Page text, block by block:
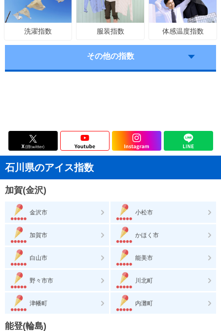
洗濯指数 服装指数 体感温度指数
その他の指数
石川県のアイス指数
加賀(金沢)
金沢市 小松市
加賀市 かほく市
白山市 能美市
野々市市 川北町
津幡町 内灘町
能登(輪島)